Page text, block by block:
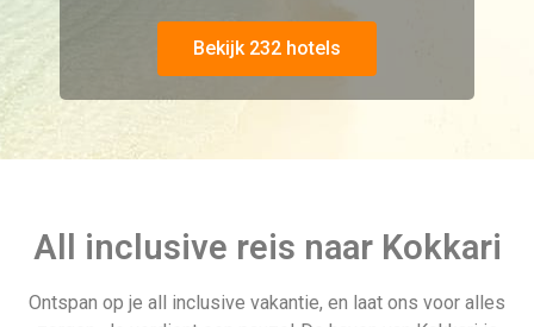
Bekijk 232 hotels
All inclusive reis naar Kokkari
Ontspan op je all inclusive vakantie, en laat ons voor alles